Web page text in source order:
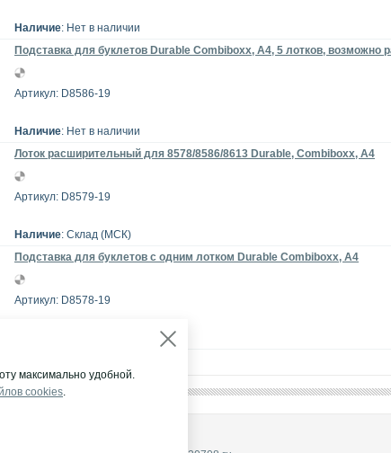
Наличие: Нет в наличии
Подставка для буклетов Durable Combiboxx, А4, 5 лотков, возможно
Артикул: D8586-19
Наличие: Нет в наличии
Лоток расширительный для 8578/8586/8613 Durable, Combiboxx, A4
Артикул: D8579-19
Наличие: Склад (МСК)
Подставка для буклетов с одним лотком Durable Combiboxx, А4
Артикул: D8578-19
максимально удобной.
cookies.